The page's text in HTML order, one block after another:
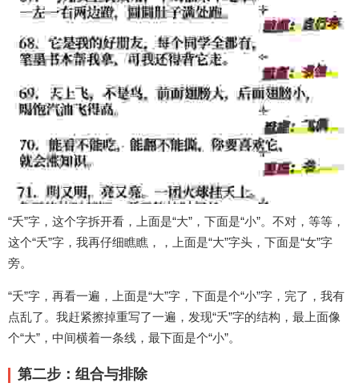
“夭”字，这个字拆开看，上面是“大”，下面是“小”。不对，等等，
这个“夭”字，我再仔细瞧瞧，，上面是“大”字头，下面是“女”字
旁。
“夭”字，再看一遍，上面是“大”字，下面是个“小”字，完了，我有
点乱了。我赶紧擦掉重写了一遍，发现“夭”字的结构，最上面像
个“大”，中间横着一条线，最下面是个“小”。
第二步：组合与排除